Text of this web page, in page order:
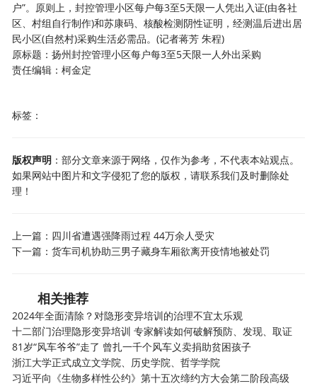
户”。原则上，封控管理小区每户每3至5天限一人凭出入证(由各社
区、村组自行制作)和苏康码、核酸检测阴性证明，经测温后进出居
民小区(自然村)采购生活必需品。(记者蒋芳 朱程)
原标题：扬州封控管理小区每户每3至5天限一人外出采购
责任编辑：柯金定
标签：
版权声明 ：部分文章来源于网络，仅作为参考，不代表本站观点。
如果网站中图片和文字侵犯了您的版权，请联系我们及时删除处
理！
上一篇： 四川省遭遇强降雨过程 44万余人受灾
下一篇：货车司机协助三男子藏身车厢欲离开疫情地被处罚
相关推荐
2024年全面清除？对隐形变异培训的治理不宜太乐观
十二部门治理隐形变异培训 专家解读如何破解预防、发现、取证
81岁“风车爷爷”走了 曾扎一千个风车义卖捐助贫困孩子
浙江大学正式成立文学院、历史学院、哲学学院
习近平向《生物多样性公约》第十五次缔约方大会第二阶段高级